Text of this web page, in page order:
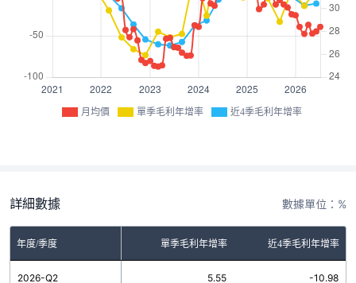
月均價 單季毛利年增率 近4季毛利年增率
詳細數據 數據單位：%
年度/季度 單季毛利年增率 近4季毛利年增率
2026-Q2 5.55 -10.98